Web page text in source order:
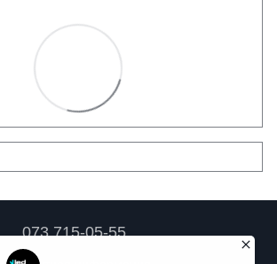
073 715-05-55